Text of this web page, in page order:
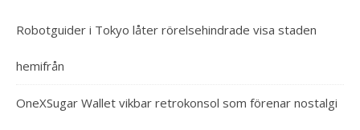
Robotguider i Tokyo låter rörelsehindrade visa staden
hemifrån
OneXSugar Wallet vikbar retrokonsol som förenar nostalgi